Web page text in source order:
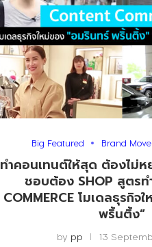
Big Featured Brand Move
ทำคอนเทนต์ให้สุด ต้องไม่
ชอบต้อง SHOP สูตรท
COMMERCE โมเดลธุรกิจ
พริ้นติ้ง”
by pp 13